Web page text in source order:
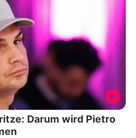
Darum wird Pietro